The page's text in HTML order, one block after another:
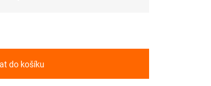
do košíku